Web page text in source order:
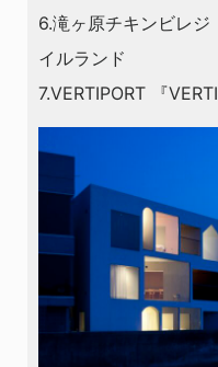
6.滝ヶ原チキンビレ
イルランド
7.VERTIPORT 『